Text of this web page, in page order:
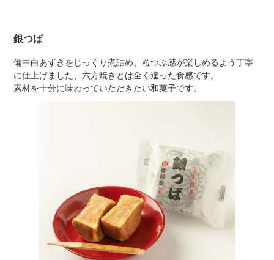
銀つば
備中白あずきをじっくり煮詰め、粒つぶ感が楽しめるよう丁寧
に仕上げました、六方焼きとは全く違った食感です。
素材を十分に味わっていただきたい和菓子です。